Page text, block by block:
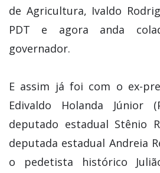
de Agricultura, Ivaldo
PDT e agora anda
governador.
E assim já foi com o ex-
Edivaldo Holanda Júnior
deputado estadual Stênio
deputada estadual Andreia
o pedetista histórico